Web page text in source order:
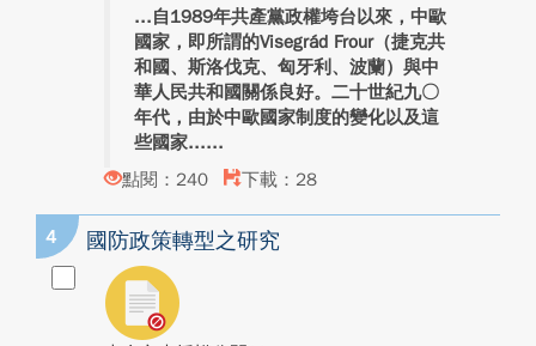
自1989年共產黨政權垮台以來，中歐
國家，即所謂的Visegrád Frour（捷克共
和國、斯洛伐克、匈牙利、波蘭）與中
華人民共和國關係良好。二十世紀九〇
年代，由於中歐國家制度的變化以及這
些國家...
點閱：240
下載：28
4 國防政策轉型之研究